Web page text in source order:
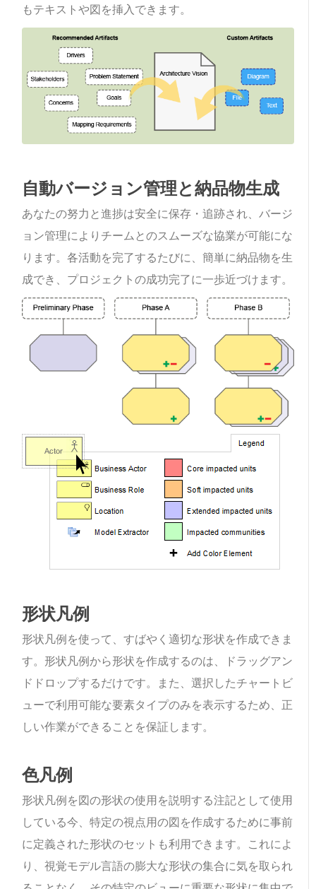
もテキストや図を挿入できます。
自動バージョン管理と納品物生成
あなたの努力と進捗は安全に保存・追跡され、バージ
ョン管理によりチームとのスムーズな協業が可能にな
ります。各活動を完了するたびに、簡単に納品物を生
成でき、プロジェクトの成功完了に一歩近づけます。
形状凡例
形状凡例を使って、すばやく適切な形状を作成できま
す。形状凡例から形状を作成するのは、ドラッグアン
ドドロップするだけです。また、選択したチャートビ
ューで利用可能な要素タイプのみを表示するため、正
しい作業ができることを保証します。
色凡例
形状凡例を図の形状の使用を説明する注記として使用
している今、特定の視点用の図を作成するために事前
に定義された形状のセットも利用できます。これによ
り、視覚モデル言語の膨大な形状の集合に気を取られ